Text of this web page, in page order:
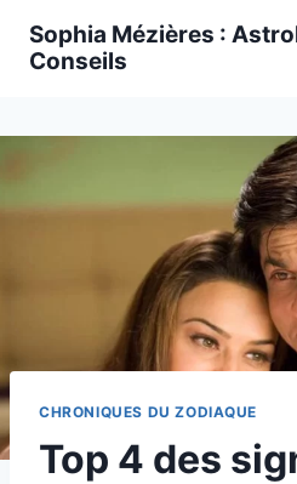
Sophia Mézières :
Conseils
CHRONIQUES DU ZODIAQUE
Top 4 des